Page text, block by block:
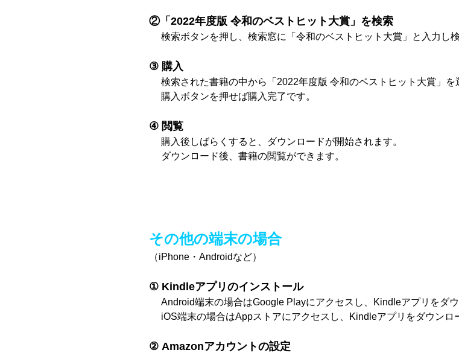
②「2022年度版 令和のベストヒット大賞」を検索
検索ボタンを押し、検索窓に「令和のベストヒット大賞」と入力し検
③ 購入
検索された書籍の中から「2022年度版 令和のベストヒット大賞」を
購入ボタンを押せば購入完了です。
④ 閲覧
購入後しばらくすると、ダウンロードが開始されます。
ダウンロード後、書籍の閲覧ができます。
その他の端末の場合
（iPhone・Androidなど）
① Kindleアプリのインストール
Android端末の場合はGoogle Playにアクセスし、Kindleアプリをダウ
iOS端末の場合はAppストアにアクセスし、Kindleアプリをダウンロ
② Amazonアカウントの設定